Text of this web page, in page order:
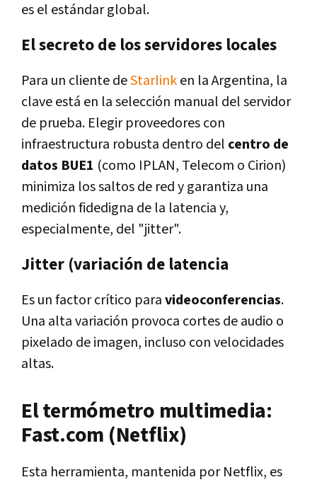
es el estándar global.
El secreto de los servidores locales
Para un cliente deStarlinken la Argentina, la
clave está en la selección manual del servidor
de prueba. Elegir proveedores con
infraestructura robusta dentro del centro de
datos BUE1 (como IPLAN, Telecom o Cirion)
minimiza los saltos de red y garantiza una
medición fidedigna de la latencia y,
especialmente, del "jitter".
Jitter (variación de latencia
Es un factor crítico paravideoconferencias.
Una alta variación provoca cortes de audio o
pixelado de imagen, incluso con velocidades
altas.
El termómetro multimedia:
Fast.com (Netflix)
Esta herramienta, mantenida por Netflix, es